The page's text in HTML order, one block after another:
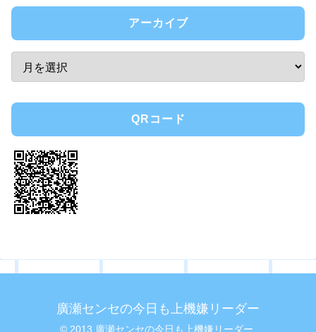
アーカイブ
QRコード
廣瀬センセの今日も上機嫌リーダー
© 2013 廣瀬センセの今日も上機嫌リーダー.